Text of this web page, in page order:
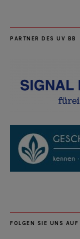
PARTNER DES UV BB
FOLGEN SIE UNS AUF